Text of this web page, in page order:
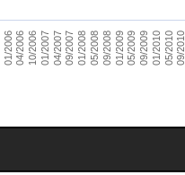
01/200604/200610/200601/200704/200709/200701/200805/200809/200801/200905/200909/200901/201005/201009/